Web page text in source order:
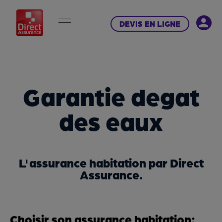
DEVIS EN LIGNE
Garantie degat
des eaux
L'assurance habitation par Direct
Assurance.
Choisir son assurance habitation: